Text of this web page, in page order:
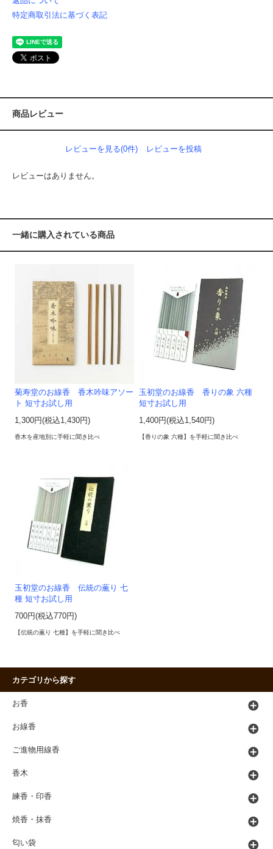
特定商取引法に基づく表記
商品レビュー
レビューを見る(0件) レビューを投稿
レビューはありません。
一緒に購入されている商品
菊寿堂のお線香 香木吟味アソー
ト 短寸お試し用
1,300円(税込1,430円)
香木を産地別に手軽に聞き比べ
玉初堂のお線香 香りの象 六種
短寸お試し用
1,400円(税込1,540円)
【香りの象 六種】を手軽に聞き比べ
玉初堂のお線香 伝統の薫り 七
種 短寸お試し用
700円(税込770円)
【伝統の薫り 七種】を手軽に聞き比べ
カテゴリから探す
お香
お線香
ご進物用線香
香木
練香・印香
焼香・抹香
匂い袋